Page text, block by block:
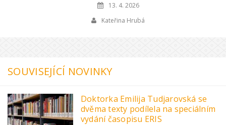
13. 4. 2026
Kateřina Hrubá
SOUVISEJÍCÍ NOVINKY
Doktorka Emilija Tudjarovská se
dvěma texty podílela na speciálním
vydání časopisu ERIS